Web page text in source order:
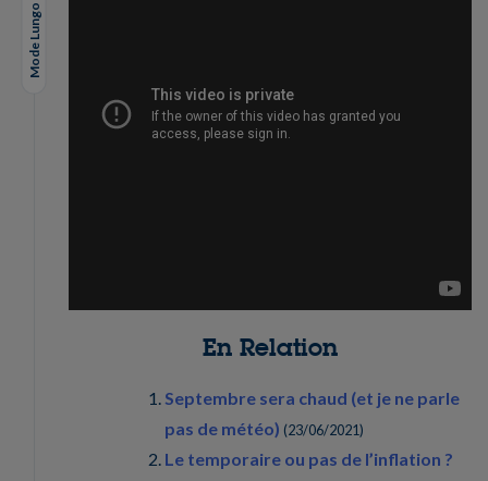
Mode Lungo
En Relation
Septembre sera chaud (et je ne parle
pas de météo) (23/06/2021)
Le temporaire ou pas de l’inflation ?